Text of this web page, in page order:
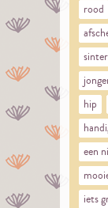
rood
hip
een
iets